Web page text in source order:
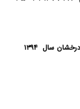
سال ۱۳۹۴